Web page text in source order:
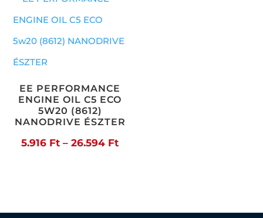
EE PERFORMANCE
ENGINE OIL C5 ECO
5W20 (8612)
NANODRIVE ÉSZTER
5.916 Ft – 26.594 FtÁrtartomány: